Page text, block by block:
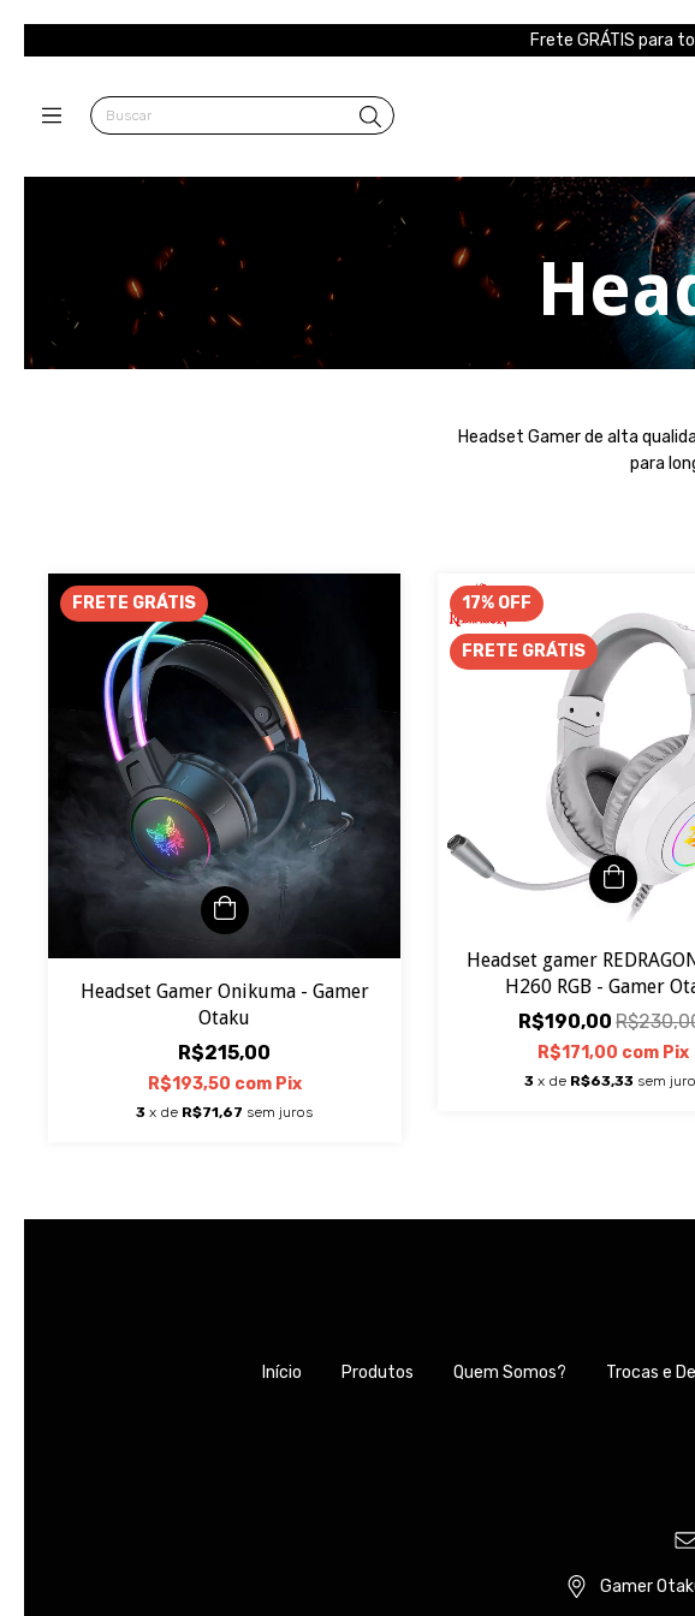
Frete GRÁTIS para
Headset Gamer de alta
para
FRETE GRÁTIS
Headset Gamer Onikuma - Gamer
Otaku
R$215,00
R$193,50 com Pix
3 x de R$71,67 sem juros
17% OFF
FRETE GRÁTIS
Headset gamer
H260 RGB - Gamer
R$190,00
R$171,00 com Pix
3 x de R$63,33 sem
Início Produtos Quem Somos? Trocas e
Gamer